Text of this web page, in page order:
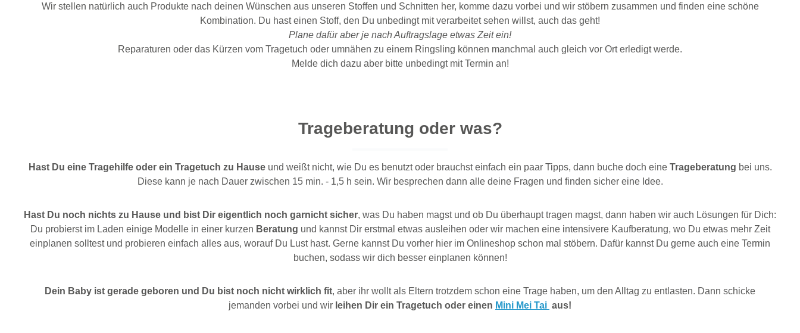
Wir stellen natürlich auch Produkte nach deinen Wünschen aus unseren Stoffen und Schnitten her, komme dazu vorbei und wir stöbern zusammen und finden eine schöne
Kombination. Du hast einen Stoff, den Du unbedingt mit verarbeitet sehen willst, auch das geht!
Plane dafür aber je nach Auftragslage etwas Zeit ein!
Reparaturen oder das Kürzen vom Tragetuch oder umnähen zu einem Ringsling können manchmal auch gleich vor Ort erledigt werde.
Melde dich dazu aber bitte unbedingt mit Termin an!
Trageberatung oder was?
Hast Du eine Tragehilfe oder ein Tragetuch zu Hauseund weißt nicht, wie Du es benutzt oder brauchst einfach ein paar Tipps, dann buche doch eine Trageberatung bei uns.
Diese kann je nach Dauer zwischen 15 min. - 1,5 h sein. Wir besprechen dann alle deine Fragen und finden sicher eine Idee.
Hast Du noch nichts zu Hause und bist Dir eigentlich noch garnicht sicher, was Du haben magst und ob Du überhaupt tragen magst, dann haben wir auch Lösungen für Dich:
Du probierst im Laden einige Modelle in einer kurzen Beratung und kannst Dir erstmal etwas ausleihen oder wir machen eine intensivere Kaufberatung, wo Du etwas mehr Zeit
einplanen solltest und probieren einfach alles aus, worauf Du Lust hast. Gerne kannst Du vorher hier im Onlineshop schon mal stöbern. Dafür kannst Du gerne auch eine Termin
buchen, sodass wir dich besser einplanen können!
Dein Baby ist gerade geboren und Du bist noch nicht wirklich fit, aber ihr wollt als Eltern trotzdem schon eine Trage haben, um den Alltag zu entlasten. Dann schicke
jemanden vorbei und wir leihen Dir ein Tragetuch oder einen Mini Mei Tai aus!